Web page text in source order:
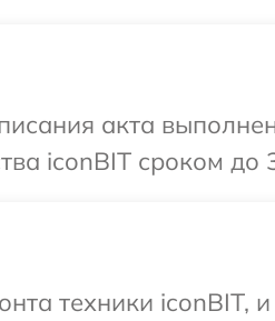
акта
iconBIT сроком до
техники iconBIT,